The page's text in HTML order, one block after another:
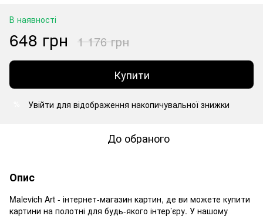
В наявності
648 грн 1 176 грн
Купити
Увійти для відображення накопичувальної знижки
До обраного
Опис
Malevich Art - інтернет-магазин картин, де ви можете купити
картини на полотні для будь-якого інтер’єру. У нашому